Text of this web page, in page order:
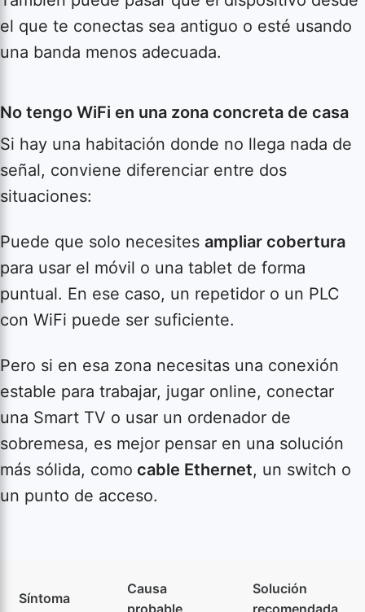
el que te conectas sea antiguo o esté usando
una banda menos adecuada.
No tengo WiFi en una zona concreta de casa
Si hay una habitación donde no llega nada de
señal, conviene diferenciar entre dos
situaciones:
Puede que solo necesites ampliar cobertura
para usar el móvil o una tablet de forma
puntual. En ese caso, un repetidor o un PLC
con WiFi puede ser suficiente.
Pero si en esa zona necesitas una conexión
estable para trabajar, jugar online, conectar
una Smart TV o usar un ordenador de
sobremesa, es mejor pensar en una solución
más sólida, como cable Ethernet, un switch o
un punto de acceso.
Síntoma
Causa
probable
Solución
recomendada